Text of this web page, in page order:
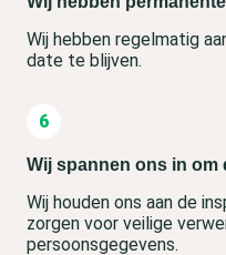
Wij hebben regelmatig
date te blijven.
Wij spannen ons in om
Wij houden ons aan de
zorgen voor veilige
persoonsgegevens.